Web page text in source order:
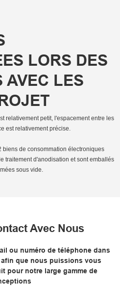
LORS DES
AVEC LES
relativement petit, l'espacement entre les
est relativement précise.
de consommation électroniques
traitement d'anodisation et sont emballés
sous vide.
Avec Nous
ou numéro de téléphone dans
que nous puissions vous
pour notre large gamme de